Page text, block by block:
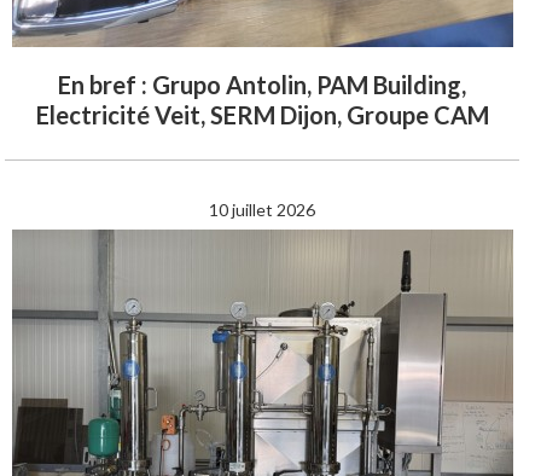
En bref : Grupo Antolin, PAM Building,
Electricité Veit, SERM Dijon, Groupe CAM
10 juillet 2026